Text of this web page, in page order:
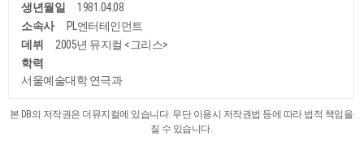
생년월일
1981.04.08
소속사
PL엔터테인먼트
데뷔
2005년 뮤지컬 <그리스>
학력
서울예술대학 연극과
본 DB의 저작권은 더뮤지컬에 있습니다. 무단 이용시 저작권법 등에 따라 법적 책임을
질 수 있습니다.